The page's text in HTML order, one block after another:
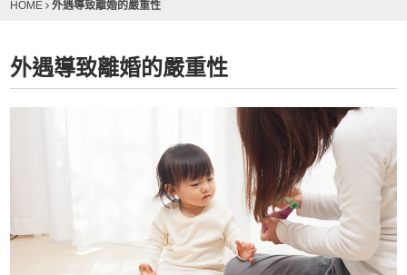
HOME 外遇導致離婚的嚴重性
外遇導致離婚的嚴重性